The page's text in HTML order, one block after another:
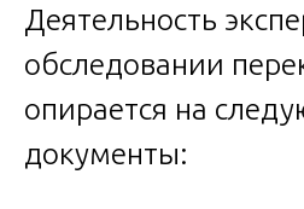
Деятельность
обследовании
опирается на
документы: